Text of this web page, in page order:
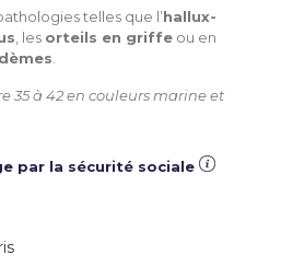
telles que l’hallux-
, les orteils en griffeou en
35 à 42 en couleurs marine et
par la sécurité sociale